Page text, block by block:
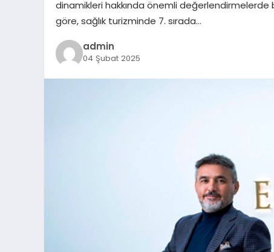
dinamikleri hakkında önemli değerlendirmelerde
göre, sağlık turizminde 7. sırada…
admin
04 Şubat 2025